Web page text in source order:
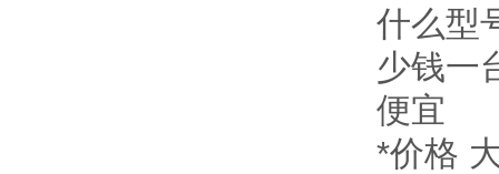
什么型
少钱一
便宜
*价格